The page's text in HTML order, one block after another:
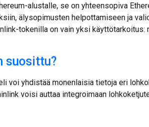
alustalle, se on yhteensopiva
älysopimusten helpottamiseen ja
tokenilla on vain yksi
suosittu?
voi yhdistää monenlaisia tietoja eri
voisi auttaa integroimaan